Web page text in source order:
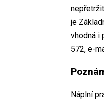
je
vhodná i
572, e-
Náplní